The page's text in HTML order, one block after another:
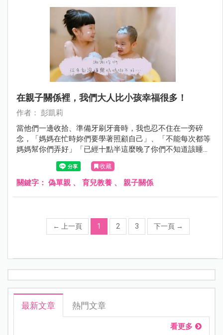
在親子關係裡，我們大人比小孩幸福很多！
作者： 彭凱莉
當他們一邊收拾、準備牙刷牙膏時，我也忍不住在一旁碎
念，「媽媽在忙時妳們要學著照顧自己」、「不能每次都等
媽媽幫你們弄好」「已經十點半這麼晚了你們不知道該睡覺
嗎？」這時小公主回我一句「十點半怎麼看？」⋯⋯
收藏
關鍵字： 偽單親 、 育兒教養 、 親子關係
← 上一頁 1 2 3 下一頁 →
最新文章 熱門文章
看更多